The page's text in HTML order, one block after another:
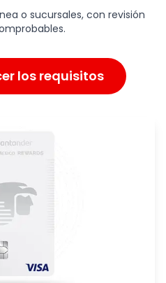
o sucursales, con revisión
los requisitos